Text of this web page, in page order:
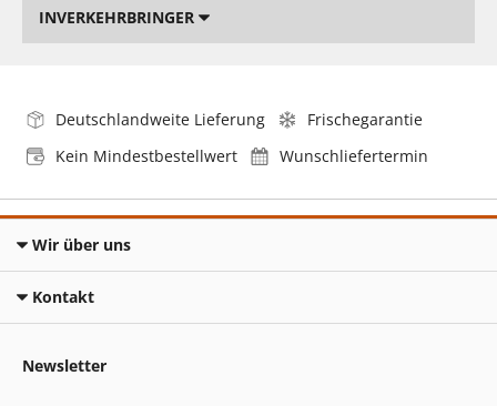
INVERKEHRBRINGER
Deutschlandweite Lieferung
Frischegarantie
Kein Mindestbestellwert
Wunschliefertermin
Wir über uns
Kontakt
Newsletter